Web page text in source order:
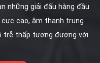
những giải đấu hàng đầu
cao, âm thanh trung
trễ thấp tương đương với